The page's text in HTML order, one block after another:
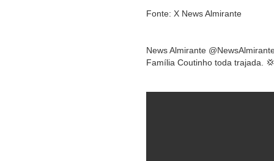
Fonte: X News Almirante
News Almirante
Família Coutinho toda trajada. 💢